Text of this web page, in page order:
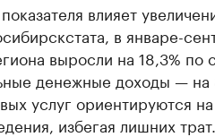
влияет
в январе-
выросли на 18,3% по
денежные доходы — на
услуг ориентируются на
избегая лишних трат.